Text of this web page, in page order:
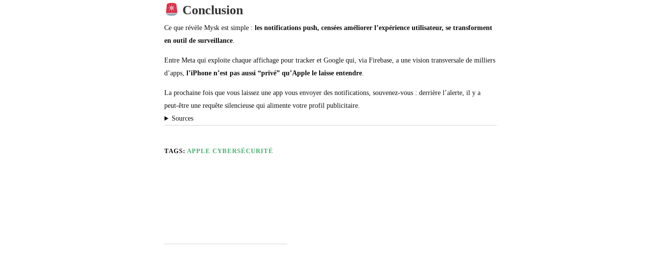
Conclusion
Ce que révèle Mysk est simple :les notifications push, censées améliorer l’expérience utilisateur, se transforment
en outil de surveillance.
Entre Meta qui exploite chaque affichage pour tracker et Google qui, via Firebase, a une vision transversale de milliers
d’apps,l’iPhone n’est pas aussi “privé” qu’Apple le laisse entendre.
La prochaine fois que vous laissez une app vous envoyer des notifications, souvenez-vous : derrière l’alerte, il y a
peut-être une requête silencieuse qui alimente votre profil publicitaire.
Sources
TAGS:APPLE CYBERSÉCURITÉ